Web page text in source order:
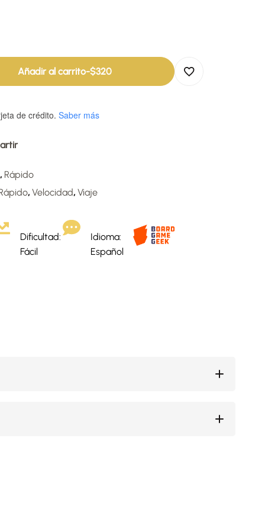
Añadir al carrito-$320
de crédito. Saber más
, Rápido
, Velocidad, Viaje
Dificultad:
Fácil
Idioma:
Español